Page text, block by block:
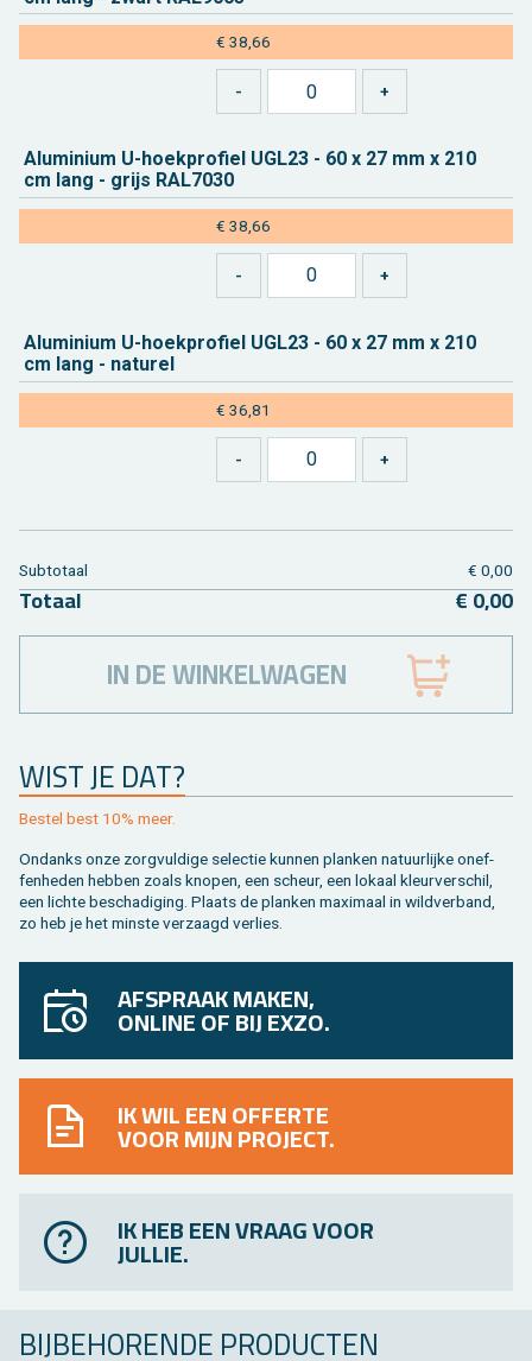
€ 38,66
Alu­mi­ni­um U-hoek­pro­fiel UGL23 - 60 x 27 mm x 210
cm lang - grijs RAL7030
€ 38,66
Alu­mi­ni­um U-hoek­pro­fiel UGL23 - 60 x 27 mm x 210
cm lang - na­tu­rel
€ 36,81
WIST JE DAT?
Be­stel best 10% meer.
On­danks onze zorg­vul­di­ge se­lec­tie kun­nen plan­ken na­tuur­lij­ke on­ef­
fen­he­den heb­ben zoals kno­pen, een scheur, een lo­kaal kleur­ver­schil,
een lich­te be­scha­di­ging. Plaats de plan­ken maxi­maal in wild­ver­band,
zo heb je het min­ste ver­zaagd ver­lies.
Sub­to­taal € 0,00
To­taal € 0,00
IN DE WINKELWAGEN
AFSPRAAK MAKEN,
ONLINE OF BIJ EXZO.
IK WIL EEN OFFERTE
VOOR MIJN PROJECT.
IK HEB EEN VRAAG VOOR
JULLIE.
BIJ­BE­HO­REN­DE PRO­DUC­TEN